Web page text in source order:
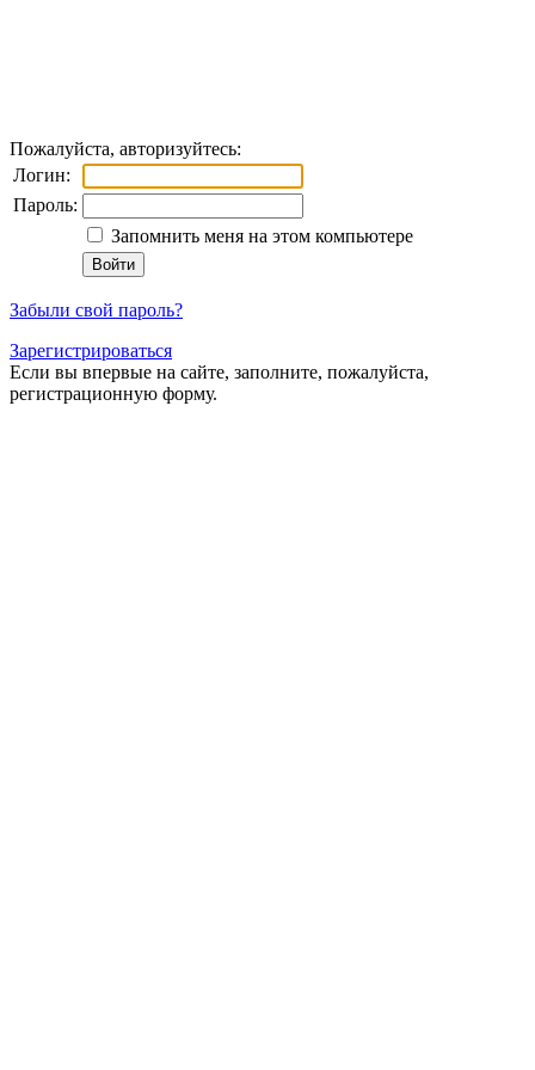
Пожалуйста, авторизуйтесь:
Логин:
Пароль:
Запомнить меня на этом компьютере
Забыли свой пароль?
Зарегистрироваться
Если вы впервые на сайте, заполните, пожалуйста,
регистрационную форму.